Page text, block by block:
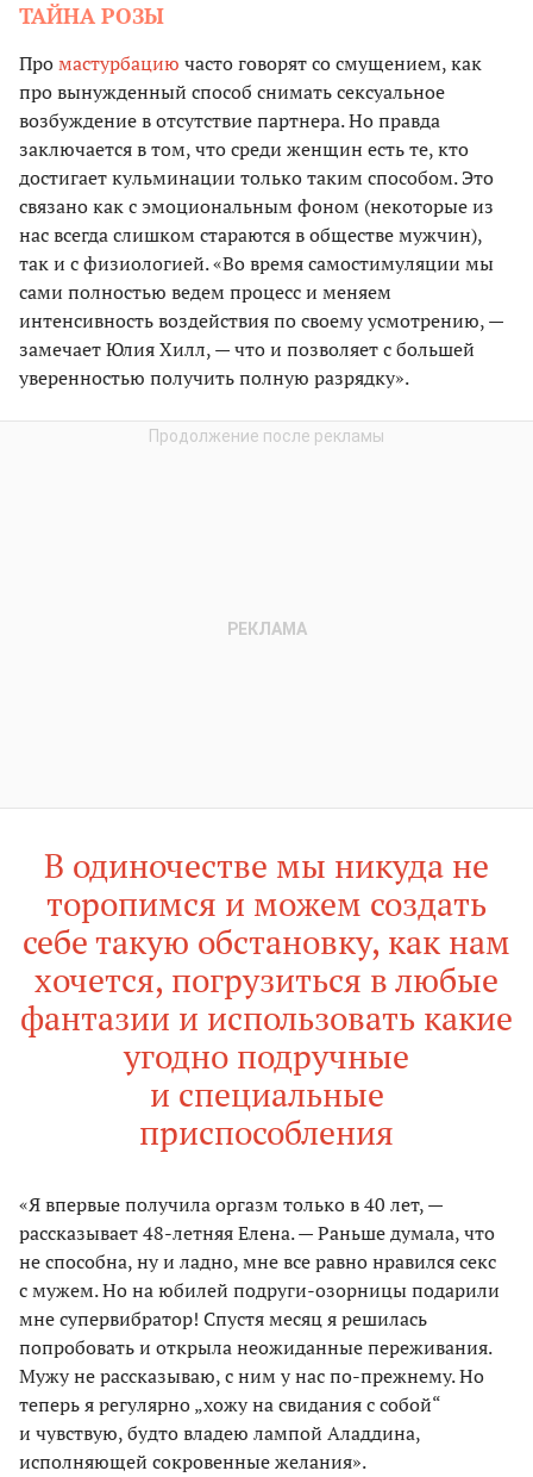
ТАЙНА РОЗЫ
Промастурбацию часто говорят со смущением, как
про вынужденный способ снимать сексуальное
возбуждение в отсутствие партнера. Но правда
заключается в том, что среди женщин есть те, кто
достигает кульминации только таким способом. Это
связано как с эмоциональным фоном (некоторые из
нас всегда слишком стараются в обществе мужчин),
так и с физиологией. «Во время самостимуляции мы
сами полностью ведем процесс и меняем
интенсивность воздействия по своему усмотрению, —
замечает Юлия Хилл, — что и позволяет с большей
уверенностью получить полную разрядку».
В одиночестве мы никуда не
торопимся и можем создать
себе такую обстановку, как нам
хочется, погрузиться в любые
фантазии и использовать какие
угодно подручные
и специальные
приспособления
«Я впервые получила оргазм только в 40 лет, —
рассказывает 48-летняя Елена. — Раньше думала, что
не способна, ну и ладно, мне все равно нравился секс
с мужем. Но на юбилей подруги-озорницы подарили
мне супервибратор! Спустя месяц я решилась
попробовать и открыла неожиданные переживания.
Мужу не рассказываю, с ним у нас по-прежнему. Но
теперь я регулярно „хожу на свидания с собой“
и чувствую, будто владею лампой Аладдина,
исполняющей сокровенные желания».